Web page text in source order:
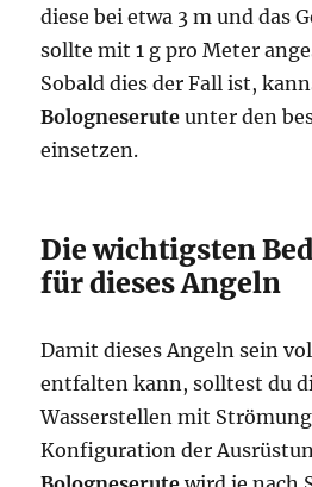
diese bei etwa 3 m und das
sollte mit 1 g pro Meter
Sobald dies der Fall ist,
Bologneserute unter den
einsetzen.
Die wichtigsten
für dieses Angeln
Damit dieses Angeln sein
entfalten kann, solltest du
Wasserstellen mit
Konfiguration der